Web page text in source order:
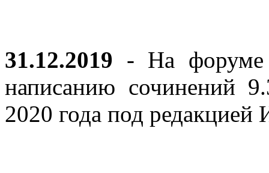
31.12.2019 - На форуме
написанию сочинений
2020 года под